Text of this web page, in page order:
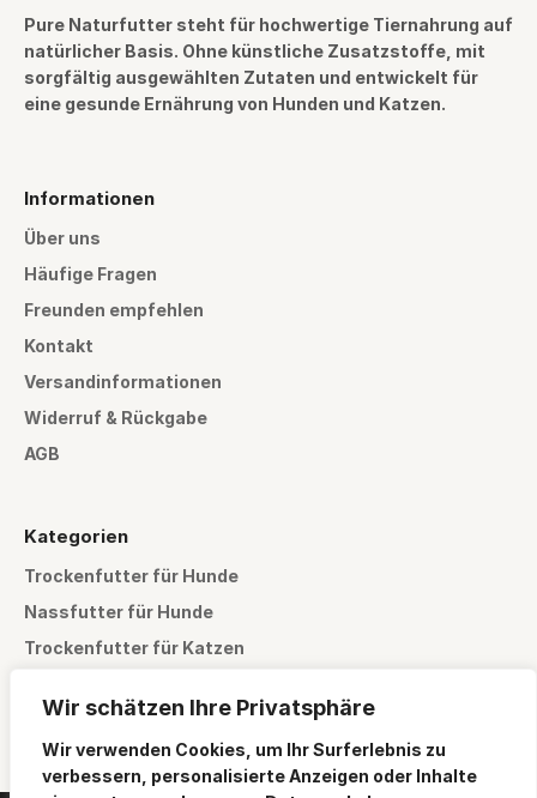
Wir schätzen Ihre Privatsphäre
Wir verwenden Cookies, um Ihr Surferlebnis zu
verbessern, personalisierte Anzeigen oder Inhalte
Pure Naturfutter steht für hochwertige Tiernahrung auf
natürlicher Basis. Ohne künstliche Zusatzstoffe, mit
sorgfältig ausgewählten Zutaten und entwickelt für
eine gesunde Ernährung von Hunden und Katzen.
Informationen
Über uns
Häufige Fragen
Freunden empfehlen
Kontakt
Versandinformationen
Widerruf & Rückgabe
AGB
Kategorien
Trockenfutter für Hunde
Nassfutter für Hunde
Trockenfutter für Katzen
Pflegeprodukte